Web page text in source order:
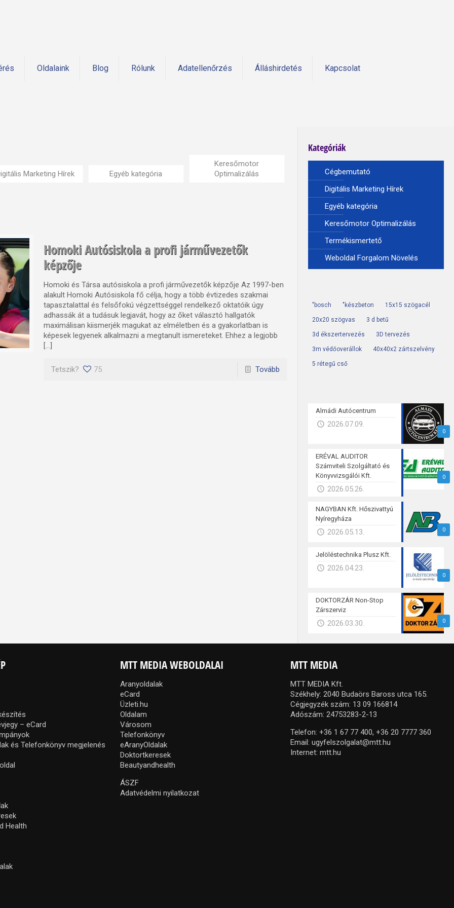
Oldalaink Blog Rólunk Adatellenőrzés Álláshirdetés Kapcsolat
Marketing Hírek Egyéb kategória
Keresőmotor
Optimalizálás
Homoki Autósiskola a profi járművezetők
képzője
Homoki és Társa autósiskola a profi járművezetők képzője Az 1997-ben
alakult Homoki Autósiskola fő célja, hogy a több évtizedes szakmai
tapasztalattal és felsőfokú végzettséggel rendelkező oktatóik úgy
adhassák át a tudásuk legjavát, hogy az őket választó hallgatók
maximálisan kiismerjék magukat az elméletben és a gyakorlatban is
képesek legyenek alkalmazni a megtanult ismereteket. Ehhez a legjobb
[…]
Tetszik? 75 Tovább
Kategóriák
Cégbemutató
Digitális Marketing Hírek
Egyéb kategória
Keresőmotor Optimalizálás
Termékismertető
Weboldal Forgalom Növelés
"bosch "készbeton 15x15 szögacél
20x20 szögvas 3 d betű
3d ékszertervezés 3D tervezés
3m védőoverállok 40x40x2 zártszelvény
5 rétegű cső
0
Almádi Autócentrum
2026.07.09.
0
ERÉVAL AUDITOR
Számviteli Szolgáltató és
Könyvvizsgálói Kft.
2026.05.26.
0
NAGYBAN Kft. Hőszivattyú
Nyíregyháza
2026.05.13.
0
Jelöléstechnika Plusz Kft.
2026.04.23.
0
DOKTORZÁR Non-Stop
Zárszerviz
2026.03.30.
– eCard
és Telefonkönyv megjelenés
Health
MTT MEDIA WEBOLDALAI
Aranyoldalak
eCard
Üzleti.hu
Oldalam
Városom
Telefonkönyv
eAranyOldalak
Doktortkeresek
Beautyandhealth
ÁSZF
Adatvédelmi nyilatkozat
MTT MEDIA
MTT MEDIA Kft.
Székhely: 2040 Budaörs Baross utca 165.
Cégjegyzék szám: 13 09 166814
Adószám: 24753283-2-13
Telefon:+36 1 67 77 400, +36 20 7777 360
Email:ugyfelszolgalat@mtt.hu
Internet:mtt.hu